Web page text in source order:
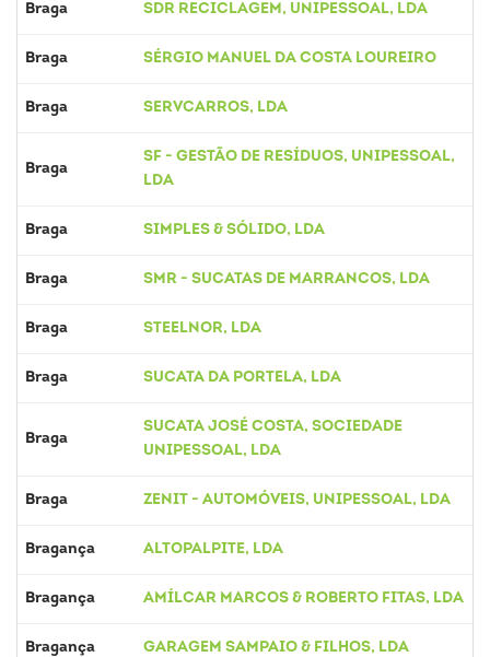
Braga SDR RECICLAGEM, UNIPESSOAL, LDA
Braga SÉRGIO MANUEL DA COSTA LOUREIRO
Braga SERVCARROS, LDA
Braga
SF - GESTÃO DE RESÍDUOS, UNIPESSOAL,
LDA
Braga SIMPLES & SÓLIDO, LDA
Braga SMR - SUCATAS DE MARRANCOS, LDA
Braga STEELNOR, LDA
Braga SUCATA DA PORTELA, LDA
Braga
SUCATA JOSÉ COSTA, SOCIEDADE
UNIPESSOAL, LDA
Braga ZENIT - AUTOMÓVEIS, UNIPESSOAL, LDA
Bragança ALTOPALPITE, LDA
Bragança AMÍLCAR MARCOS & ROBERTO FITAS, LDA
Bragança GARAGEM SAMPAIO & FILHOS, LDA